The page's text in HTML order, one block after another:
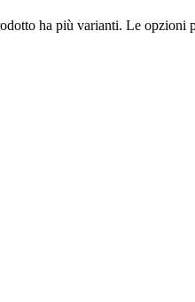
ha più varianti. Le opzioni